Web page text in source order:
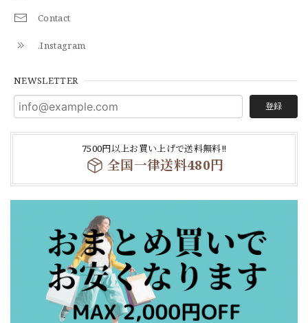
Contact
.Instagram
NEWSLETTER
登録
7500円以上お買い上げで送料無料‼
全国一律送料480円